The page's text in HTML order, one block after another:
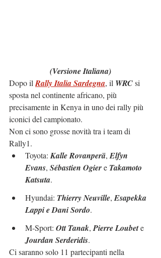
(Versione Italiana)
Dopo il Rally Italia Sardegna, il WRC si
sposta nel continente africano, più
precisamente in Kenya in uno dei rally più
iconici del campionato.
Non ci sono grosse novità tra i team di
Rally1.
Toyota: Kalle Rovanperä, Elfyn
Evans, Sébastien Ogier e Takamoto
Katsuta.
Hyundai: Thierry Neuville, Esapekka
Lappi e Dani Sordo.
M-Sport: Ott Tanak, Pierre Loubet e
Jourdan Serderidis.
Ci saranno solo 11 partecipanti nella